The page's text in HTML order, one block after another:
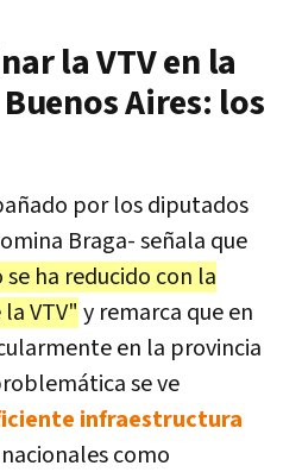
la VTV en la
Aires: los
por los diputados
Braga- señala que
ha reducido con la
VTV" y remarca que en
en la provincia
se ve
infraestructura
como